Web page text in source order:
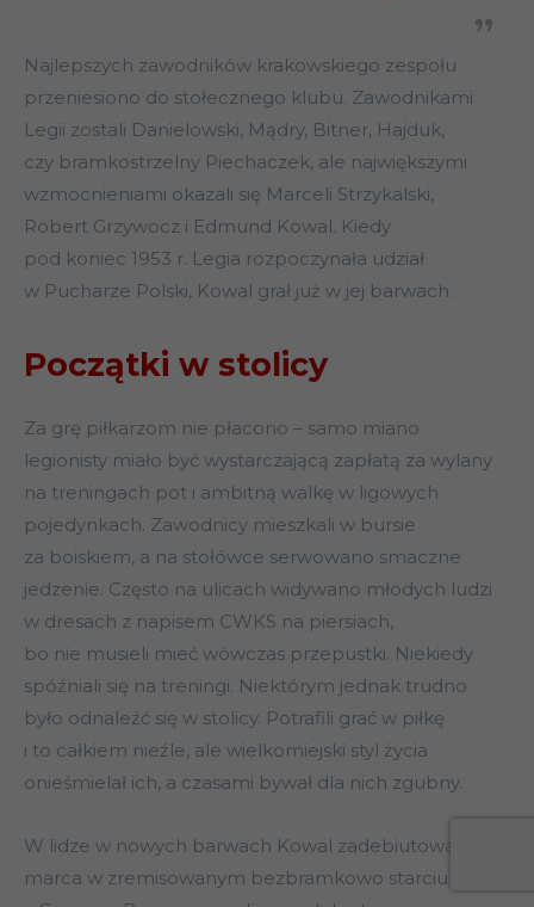
Najlepszych zawodników krakowskiego zespołu
przeniesiono do stołecznego klubu. Zawodnikami
Legii zostali Danielowski, Mądry, Bitner, Hajduk,
czy bramkostrzelny Piechaczek, ale największymi
wzmocnieniami okazali się Marceli Strzykalski,
Robert Grzywocz i Edmund Kowal. Kiedy
pod koniec 1953 r. Legia rozpoczynała udział
w Pucharze Polski, Kowal grał już w jej barwach.
Początki w stolicy
Za grę piłkarzom nie płacono – samo miano
legionisty miało być wystarczającą zapłatą za wylany
na treningach pot i ambitną walkę w ligowych
pojedynkach. Zawodnicy mieszkali w bursie
za boiskiem, a na stołówce serwowano smaczne
jedzenie. Często na ulicach widywano młodych ludzi
w dresach z napisem CWKS na piersiach,
bo nie musieli mieć wówczas przepustki. Niekiedy
spóźniali się na treningi. Niektórym jednak trudno
było odnaleźć się w stolicy. Potrafili grać w piłkę
i to całkiem nieźle, ale wielkomiejski styl życia
onieśmielał ich, a czasami bywał dla nich zgubny.
W lidze w nowych barwach Kowal zadebiutował 14
marca w zremisowanym bezbramkowo starciu